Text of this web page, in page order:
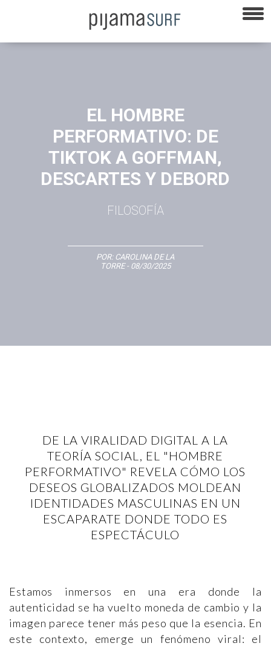
EL HOMBRE
PERFORMATIVO: DE
TIKTOK A GOFFMAN,
DESCARTES Y DEBORD
FILOSOFÍA
POR: CAROLINA DE LA
TORRE- 08/30/2025
DE LA VIRALIDAD DIGITAL A LA
TEORÍA SOCIAL, EL "HOMBRE
PERFORMATIVO" REVELA CÓMO LOS
DESEOS GLOBALIZADOS MOLDEAN
IDENTIDADES MASCULINAS EN UN
ESCAPARATE DONDE TODO ES
ESPECTÁCULO
Estamos inmersos en una era donde la
autenticidad se ha vuelto moneda de cambio y la
imagen parece tener más peso que la esencia. En
este contexto, emerge un fenómeno viral: el